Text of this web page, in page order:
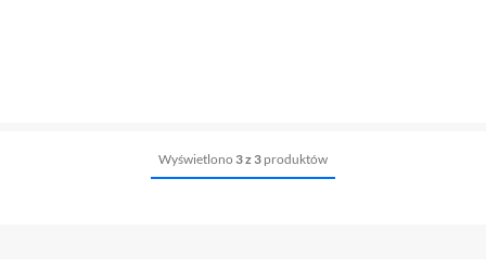
Wyświetlono 3 z 3 produktów